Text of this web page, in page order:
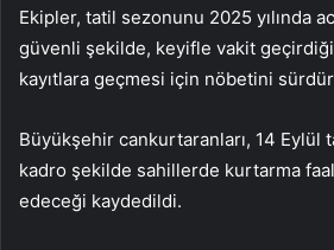
Ekipler, tatil sezonunu 2025 yılında
güvenli şekilde, keyifle vakit
kayıtlara geçmesi için nöbetini
Büyükşehir cankurtaranları, 14 Eylül
kadro şekilde sahillerde kurtarma
edeceği kaydedildi.